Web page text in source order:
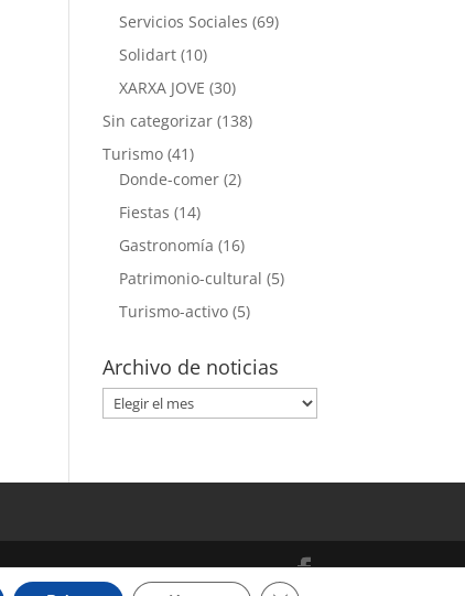
Servicios Sociales (69)
Solidart (10)
XARXA JOVE (30)
Sin categorizar (138)
Turismo (41)
Donde-comer (2)
Fiestas (14)
Gastronomía (16)
Patrimonio-cultural (5)
Turismo-activo (5)
Archivo de noticias
Archivo
de